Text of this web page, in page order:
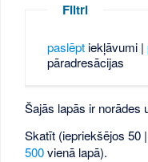
Filtri
paslēptiekļāvumi |
pāradresācijas
Šajās lapās ir norādes
Skatīt (iepriekšējos 50
500vienā lapā).